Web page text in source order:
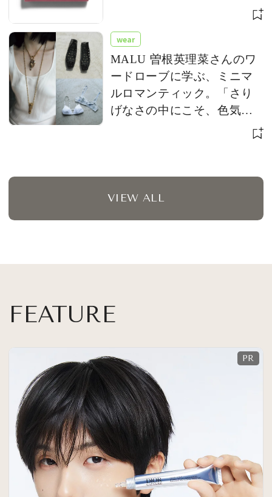
wear
MALU 曽根英理菜さんのワ
ードローブに学ぶ、ミニマ
ルロマンティック。「さり
げなさの中にこそ、色気が
VIEW ALL
FEATURE